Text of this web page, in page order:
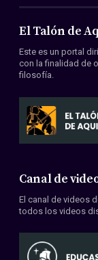
Acerca de
Miembros
Convenios
El Talón de
Este es un portal
con la finalidad de
filosofía.
Canal de
El canal de videos
todos los videos